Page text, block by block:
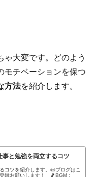
ゃ大変です。どのよう
モチベーションを保つ
方法を紹介します。
事と勉強を両立するコツ
コツを紹介します。📜ブログはこ
録お願いします！ 🎵BGM：